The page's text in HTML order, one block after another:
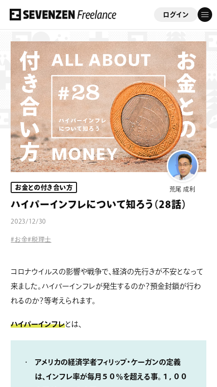
ログイン
フリーコンサルを応援する会員制サイト
「セブンゼンフリーランス」
ゲスト さん
このサイトについて
案件情報
案件実績
ビジネスサポート
コラム
荒尾 成利
お金との付き合い方
ハイパーインフレについて知ろう（28話）
2023/12/30
#お金#税理士
コロナウイルスの影響や戦争で、経済の先行きが不安となって
来ました。ハイパーインフレが発生するのか？預金封鎖が行わ
れるのか？等考えられます。
ハイパーインフレとは、
アメリカの経済学者フィリップ・ケーガンの定義
は、インフレ率が毎月５０％を超える事。１，００